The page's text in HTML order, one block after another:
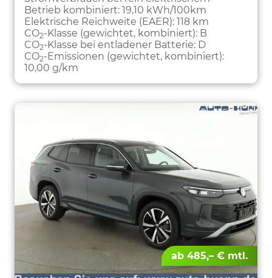
Betrieb kombiniert: 19,10 kWh/100km
Elektrische Reichweite (EAER): 118 km
CO2-Klasse (gewichtet, kombiniert): B
CO2-Klasse bei entladener Batterie: D
CO2-Emissionen (gewichtet, kombiniert):
10,00 g/km
ab 485,– € mtl.